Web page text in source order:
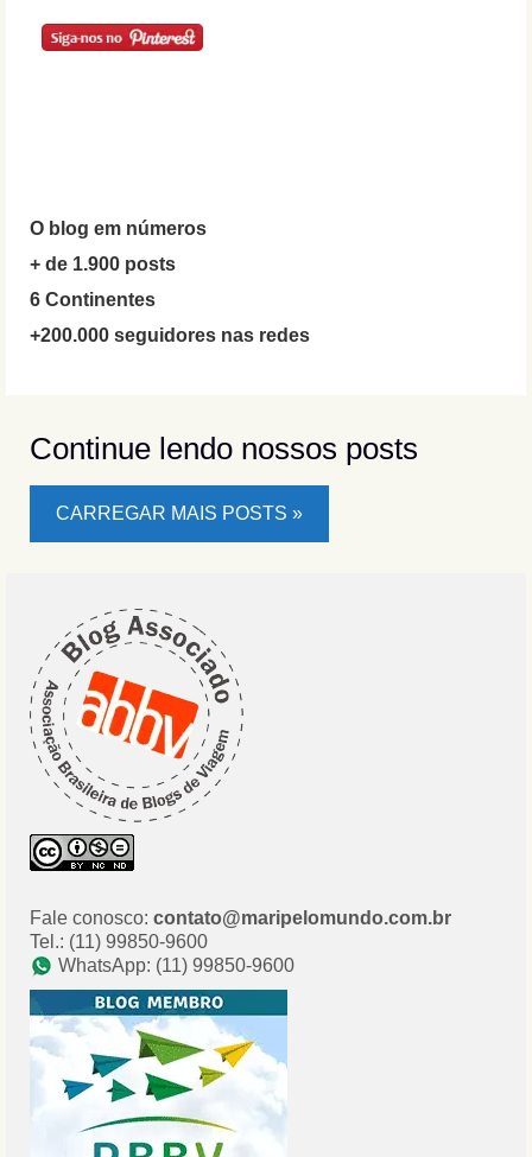
O blog em números
+ de 1.900 posts
6 Continentes
+200.000 seguidores nas redes
Continue lendo nossos posts
CARREGAR MAIS POSTS »
Fale conosco: contato@maripelomundo.com.br
Tel.: (11) 99850-9600
WhatsApp: (11) 99850-9600